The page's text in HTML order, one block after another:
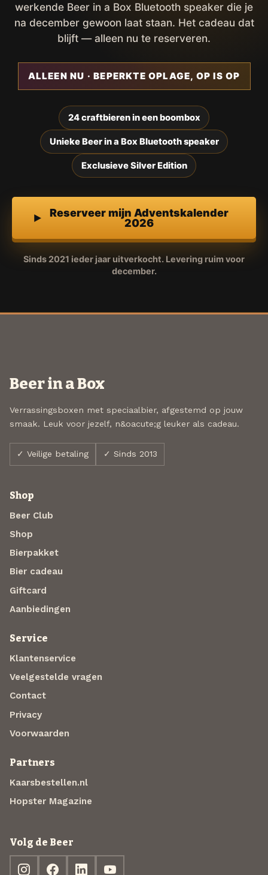
werkende Beer in a Box Bluetooth speaker die je
na december gewoon laat staan. Het cadeau dat
blijft — alleen nu te reserveren.
ALLEEN NU · BEPERKTE OPLAGE, OP IS OP
24 craftbieren in een boombox
Unieke Beer in a Box Bluetooth speaker
Exclusieve Silver Edition
Reserveer mijn Adventskalender
2026
Sinds 2021 ieder jaar uitverkocht. Levering ruim voor
december.
Beer in a Box
Verrassingsboxen met speciaalbier, afgestemd op jouw
smaak. Leuk voor jezelf, n&oacute;g leuker als cadeau.
✓ Veilige betaling ✓ Sinds 2013
Shop
Beer Club
Shop
Bierpakket
Bier cadeau
Giftcard
Aanbiedingen
Service
Klantenservice
Veelgestelde vragen
Contact
Privacy
Voorwaarden
Partners
Kaarsbestellen.nl
Hopster Magazine
Volg de Beer